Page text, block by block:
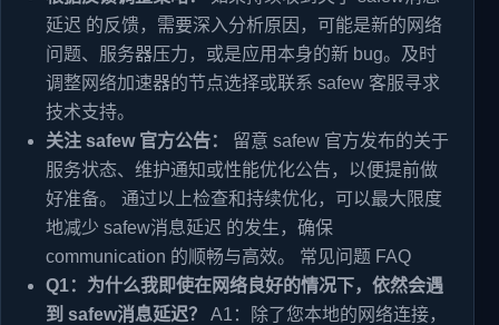
延迟 的反馈，需要深入分析原因，可能是新的网络
问题、服务器压力，或是应用本身的新 bug。及时
调整网络加速器的节点选择或联系 safew 客服寻求
技术支持。
关注 safew 官方公告：
留意 safew 官方发布的关于
服务状态、维护通知或性能优化公告，以便提前做
好准备。 通过以上检查和持续优化，可以最大限度
地减少 safew消息延迟 的发生，确保
communication 的顺畅与高效。 常见问题 FAQ
Q1：为什么我即使在网络良好的情况下，依然会遇
到 safew消息延迟？
A1：除了您本地的网络连接，